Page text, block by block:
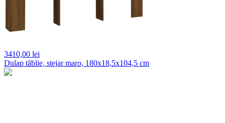
3410,00 lei
Dulap tăblie, stejar maro, 180x18,5x104,5 cm